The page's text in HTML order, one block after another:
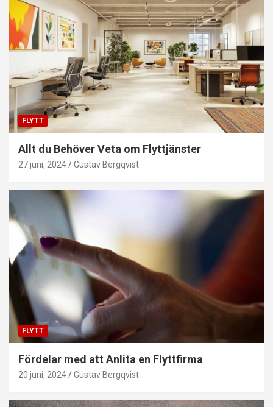
FLYTT
Allt du Behöver Veta om Flyttjänster
27 juni, 2024 Gustav Bergqvist
FLYTT
Fördelar med att Anlita en Flyttfirma
20 juni, 2024 Gustav Bergqvist